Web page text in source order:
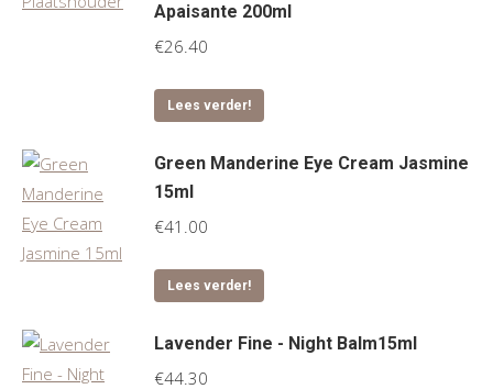
Apaisante 200ml
€26.40
Lees verder!
Green Manderine Eye Cream Jasmine
15ml
€41.00
Lees verder!
Lavender Fine - Night Balm15ml
€44.30